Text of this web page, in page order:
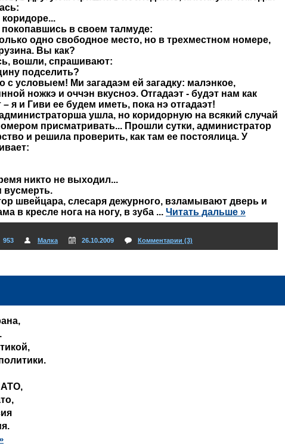
коридоре...
в своем талмуде:
одно свободное место, но в трехместном номере,
Вы как?
вошли, спрашивают:
подселить?
с условыем! Ми загадаэм ей загадку: малэнкое,
ножкэ и оччэн вкусноэ. Отгадаэт - будэт нам как
– я и Гиви ее будем иметь, пока нэ отгадаэт!
ушла, но коридорную на всякий случай
присматривать... Прошли сутки, администратор
и решила проверить, как там ее постоялица. У
никто не выходил...
вусмерть.
швейцара, слесаря дежурного, взламывают дверь и
в кресле нога на ногу, в зуба ... Читать дальше »
953 Малка 26.10.2009 Комментарии (3)